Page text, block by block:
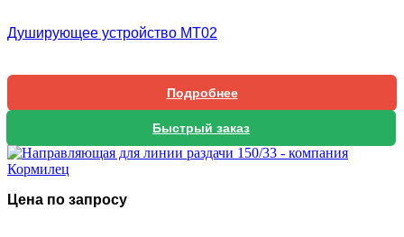
Душирующее устройство МТ02
Подробнее
Быстрый заказ
Цена по запросу